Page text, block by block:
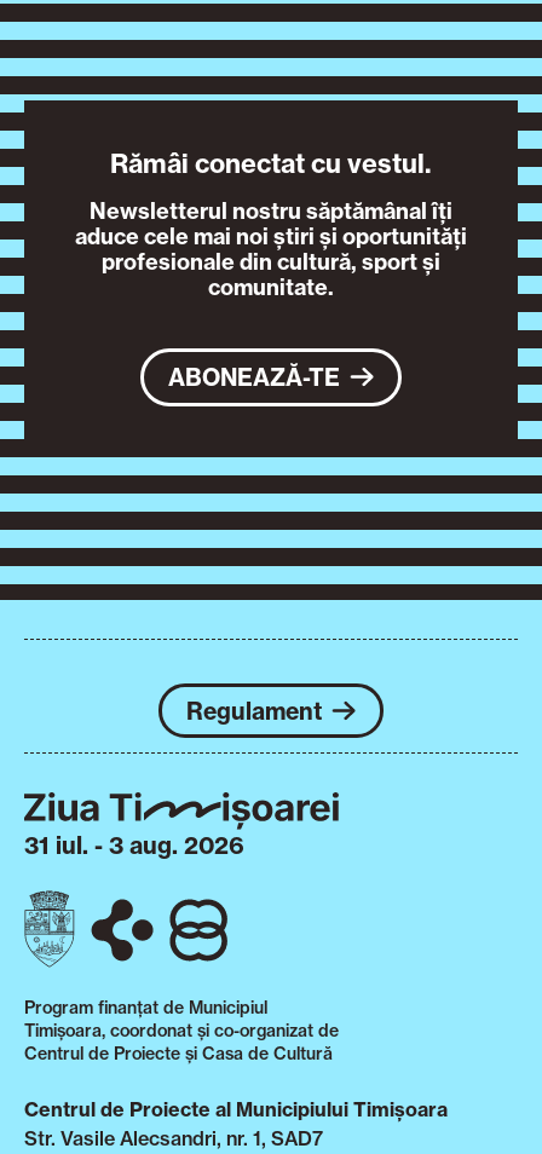
Rămâi conectat cu vestul.
Newsletterul nostru săptămânal îți
aduce cele mai noi știri și oportunități
profesionale din cultură, sport și
comunitate.
ABONEAZĂ-TE
Regulament
31 iul. - 3 aug. 2026
Program finanțat de Municipiul
Timișoara, coordonat și co-organizat de
Centrul de Proiecte și Casa de Cultură
Centrul de Proiecte al Municipiului Timișoara
Str. Vasile Alecsandri, nr. 1, SAD7